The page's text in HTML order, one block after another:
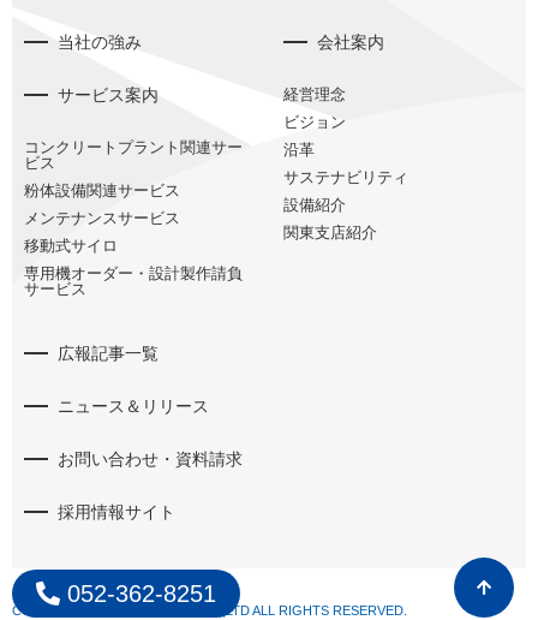
052-362-8251
当社の強み
サービス案内
コンクリートプラント関連サー
ビス
粉体設備関連サービス
メンテナンスサービス
移動式サイロ
専用機オーダー・設計製作請負
サービス
会社案内
経営理念
ビジョン
沿革
サステナビリティ
設備紹介
関東支店紹介
広報記事一覧
ニュース＆リリース
お問い合わせ・資料請求
採用情報サイト
COPYRIGHT © SHOWA KOKI CO .,LTD ALL RIGHTS RESERVED.